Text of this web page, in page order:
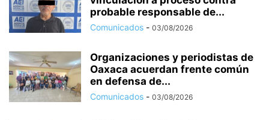
probable responsable de...
Comunicados - 03/08/2026
Organizaciones y periodistas de
Oaxaca acuerdan frente común
en defensa de...
Comunicados - 03/08/2026